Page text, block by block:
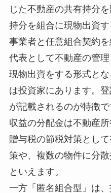
じた不動産の共有持分
持分を組合に現物出資す
事業者と任意組合契約
代表として不動産の管理
現物出資をする形式と
は投資家にあります。
が記載されるのが特徴で
収益の分配金は不動産
贈与税の節税対策とし
策や、複数の物件に分
といえます。
一方「匿名組合型」は